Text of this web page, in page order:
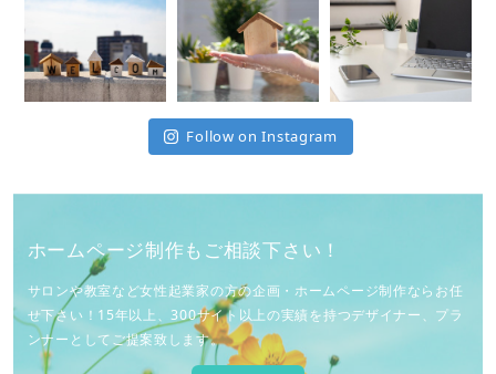
Follow on Instagram
ホームページ制作もご相談下さい！
サロンや教室など女性起業家の方の企画・ホームページ制作ならお任
せ下さい！15年以上、300サイト以上の実績を持つデザイナー、プラ
ンナーとしてご提案致します。